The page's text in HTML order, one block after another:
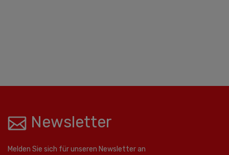
Newsletter
Melden Sie sich für unseren Newsletter an